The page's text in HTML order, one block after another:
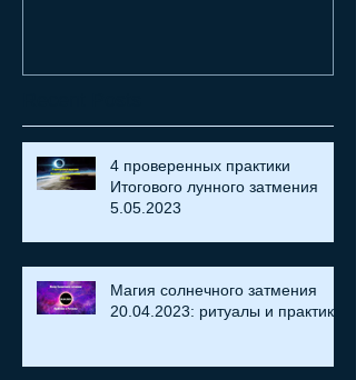
4 проверенных практики
Итогового лунного затмения
5.05.2023
Магия солнечного затмения
20.04.2023: ритуалы и практики